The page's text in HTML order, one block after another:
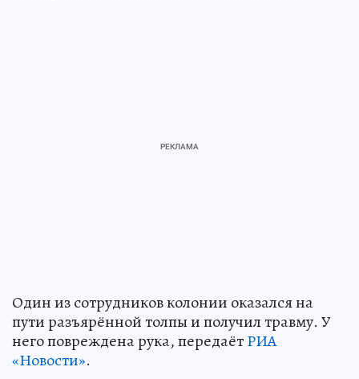
Один из сотрудников колонии оказался на
пути разъярённой толпы и получил травму. У
него повреждена рука, передаётРИА
«Новости».